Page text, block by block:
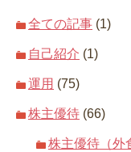
全ての記事 (1)
自己紹介 (1)
運用 (75)
株主優待 (66)
株主優待（外